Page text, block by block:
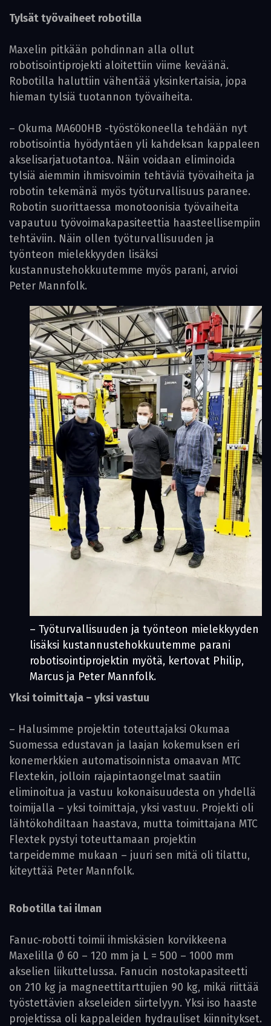
Tylsät työvaiheet robotilla
Maxelin pitkään pohdinnan alla ollut
robotisointiprojekti aloitettiin viime keväänä.
Robotilla haluttiin vähentää yksinkertaisia, jopa
hieman tylsiä tuotannon työvaiheita.
– Okuma MA600HB -työstökoneella tehdään nyt
robotisointia hyödyntäen yli kahdeksan kappaleen
akselisarjatuotantoa. Näin voidaan eliminoida
tylsiä aiemmin ihmisvoimin tehtäviä työvaiheita ja
robotin tekemänä myös työturvallisuus paranee.
Robotin suorittaessa monotoonisia työvaiheita
vapautuu työvoimakapasiteettia haasteellisempiin
tehtäviin. Näin ollen työturvallisuuden ja
työnteon mielekkyyden lisäksi
kustannustehokkuutemme myös parani, arvioi
Peter Mannfolk.
– Työturvallisuuden ja työnteon mielekkyyden
lisäksi kustannus­tehokkuutemme parani
robotisointi­projektin myötä, kertovat ­Philip,
Marcus ja ­Peter Mannfolk.
Yksi toimittaja – yksi vastuu
– Halusimme projektin toteuttajaksi Okumaa
Suomessa edustavan ja laajan kokemuksen eri
konemerkkien automatisoinnista omaavan MTC
Flextekin, jolloin rajapintaongelmat saatiin
eliminoitua ja vastuu kokonaisuudesta on yhdellä
toimijalla – yksi toimittaja, yksi vastuu. Projekti oli
lähtökohdiltaan haastava, mutta toimittajana MTC
Flextek pystyi toteuttamaan projektin
tarpeidemme mukaan – juuri sen mitä oli tilattu,
kiteyttää Peter Mannfolk.
Robotilla tai ilman
Fanuc-robotti toimii ihmiskäsien korvikkeena
Maxelilla Ø 60 – 120 mm ja L = 500 – 1000 mm
akselien liikuttelussa. Fanucin nostokapasiteetti
on 210 kg ja magneettitarttujien 90 kg, mikä riittää
työstettävien akseleiden siirtelyyn. Yksi iso haaste
projektissa oli kappaleiden hydrauliset kiinnitykset.